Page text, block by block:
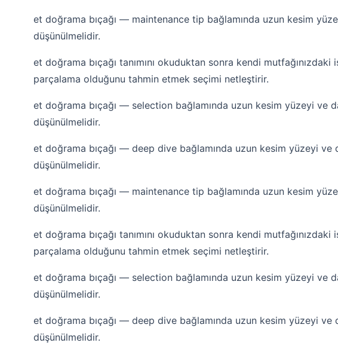
et doğrama bıçağı — maintenance tip bağlamında uzun kesim
düşünülmelidir.
et doğrama bıçağı tanımını okuduktan sonra kendi mutfağınızdaki
parçalama olduğunu tahmin etmek seçimi netleştirir.
et doğrama bıçağı — selection bağlamında uzun kesim yüzeyi ve
düşünülmelidir.
et doğrama bıçağı — deep dive bağlamında uzun kesim yüzeyi
düşünülmelidir.
et doğrama bıçağı — maintenance tip bağlamında uzun kesim
düşünülmelidir.
et doğrama bıçağı tanımını okuduktan sonra kendi mutfağınızdaki
parçalama olduğunu tahmin etmek seçimi netleştirir.
et doğrama bıçağı — selection bağlamında uzun kesim yüzeyi ve
düşünülmelidir.
et doğrama bıçağı — deep dive bağlamında uzun kesim yüzeyi
düşünülmelidir.